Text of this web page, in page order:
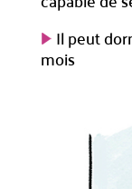
Il peut
mois